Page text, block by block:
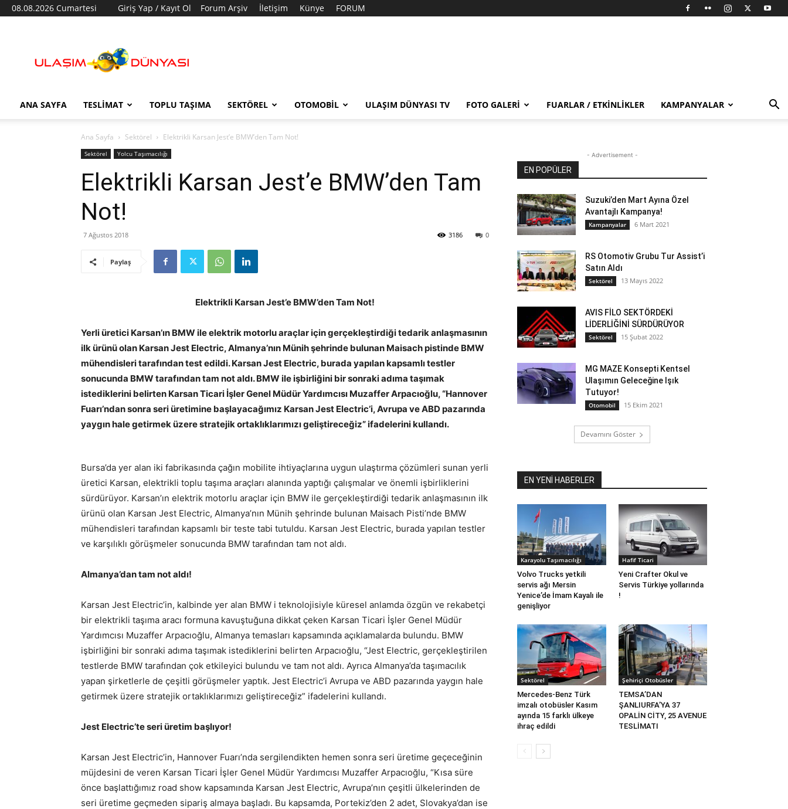
08.08.2026 Cumartesi Giriş Yap / Kayıt Ol Forum Arşiv İletişim Künye FORUM
Dünyası
ANA SAYFA TESLIMAT TOPLU TAŞIMA SEKTÖREL OTOMOBIL ULAŞIM DÜNYASI TV FOTO GALERI FUARLAR / ETKINLIKLER KAMPANYALAR
Ana Sayfa Sektörel Elektrikli Karsan Jest’e BMW’den Tam Not!
Sektörel Yolcu Taşımacılığı
Elektrikli Karsan Jest’e BMW’den Tam
Not!
7 Ağustos 2018 0
3186
Paylaş
Elektrikli Karsan Jest’e BMW’den Tam Not!
Yerli üretici Karsan’ın BMW ile elektrik motorlu araçlar için gerçekleştirdiği tedarik anlaşmasının
ilk ürünü olan Karsan Jest Electric, Almanya’nın Münih şehrinde bulunan Maisach pistinde BMW
mühendisleri tarafından test edildi. Karsan Jest Electric, burada yapılan kapsamlı testler
sonucunda BMW tarafından tam not aldı. BMW ile işbirliğini bir sonraki adıma taşımak
istediklerini belirten Karsan Ticari İşler Genel Müdür Yardımcısı Muzaffer Arpacıoğlu, “Hannover
Fuarı’ndan sonra seri üretimine başlayacağımız Karsan Jest Electric’i, Avrupa ve ABD pazarında
yaygın hale getirmek üzere stratejik ortaklıklarımızı geliştireceğiz” ifadelerini kullandı.
Bursa’da yer alan iki fabrikasında çağın mobilite ihtiyaçlarına uygun ulaştırma çözümleri sunan yerli
üretici Karsan, elektrikli toplu taşıma araçları alanında yaptığı çalışmalar ve önemli işbirliklerini
sürdürüyor. Karsan’ın elektrik motorlu araçlar için BMW ile gerçekleştirdiği tedarik anlaşmasının ilk
ürünü olan Karsan Jest Electric, Almanya’nın Münih şehrinde bulunan Maisach Pisti’nde BMW
mühendisleri tarafından kapsamlı bir teste tabi tutuldu. Karsan Jest Electric, burada yapılan testler
ve karşılıklı görüşmeler sonucunda BMW tarafından tam not aldı.
Almanya’dan tam not aldı!
Karsan Jest Electric’in, kalbinde yer alan BMW i teknolojisiyle küresel anlamda özgün ve rekabetçi
bir elektrikli taşıma aracı formuna kavuştuğuna dikkat çeken Karsan Ticari İşler Genel Müdür
Yardımcısı Muzaffer Arpacıoğlu, Almanya temasları kapsamında açıklamalarda bulundu. BMW
işbirliğini bir sonraki adıma taşımak istediklerini belirten Arpacıoğlu, “Jest Electric, gerçekleştirilen
testlerde BMW tarafından çok etkileyici bulundu ve tam not aldı. Ayrıca Almanya’da taşımacılık
yapan şirketlerle de çeşitli görüşmeler yaptık. Jest Electric’i Avrupa ve ABD pazarında yaygın hale
getirmek üzere stratejik ortaklıklarımızı geliştireceğiz” ifadelerini kullandı.
Jest Electric’te seri üretim başlıyor!
Karsan Jest Electric’in, Hannover Fuarı’nda sergilendikten hemen sonra seri üretime geçeceğinin
müjdesini de veren Karsan Ticari İşler Genel Müdür Yardımcısı Muzaffer Arpacıoğlu, “Kısa süre
önce başlattığımız road show kapsamında Karsan Jest Electric, Avrupa’nın çeşitli ülkelerinden de
seri üretime geçmeden sipariş almaya başladı. Bu kapsamda, Portekiz’den 2 adet, Slovakya’dan ise
- Advertisement -
EN POPÜLER
Suzuki’den Mart Ayına Özel
Avantajlı Kampanya!
Kampanyalar 6 Mart 2021
RS Otomotiv Grubu Tur Assist’i
Satın Aldı
Sektörel 13 Mayıs 2022
AVIS FİLO SEKTÖRDEKİ
LİDERLİĞİNİ SÜRDÜRÜYOR
Sektörel 15 Şubat 2022
MG MAZE Konsepti Kentsel
Ulaşımın Geleceğine Işık
Tutuyor!
Otomobil 15 Ekim 2021
Devamını Göster
EN YENİ HABERLER
Karayolu Taşımacılığı
Volvo Trucks yetkili
servis ağı Mersin
Yenice’de İmam Kayalı ile
genişliyor
Hafif Ticari
Yeni Crafter Okul ve
Servis Türkiye yollarında
!
Sektörel
Mercedes-Benz Türk
imzalı otobüsler Kasım
ayında 15 farklı ülkeye
ihraç edildi
Şehiriçi Otobüsler
TEMSA’DAN
ŞANLIURFA’YA 37
OPALİN CİTY, 25 AVENUE
TESLİMATI